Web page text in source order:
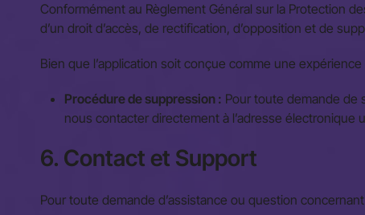
Conformément au Règlement Général sur la Protection
d’un droit d’accès, de rectification, d’opposition et de
Bien que l’application soit conçue comme une
Procédure de suppression : Pour toute demande de
nous contacter directement à l’adresse
6. Contact et Support
Pour toute demande d’assistance ou question